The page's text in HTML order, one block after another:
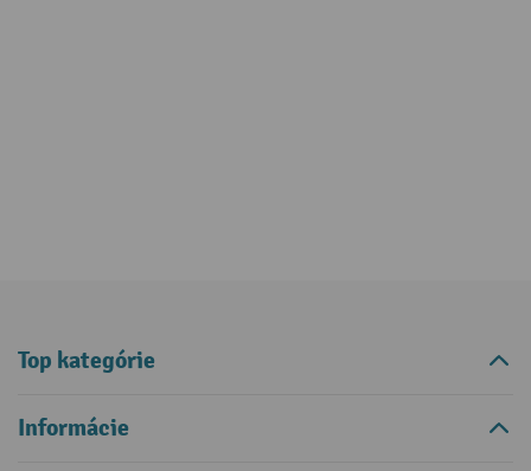
Top kategórie
Informácie